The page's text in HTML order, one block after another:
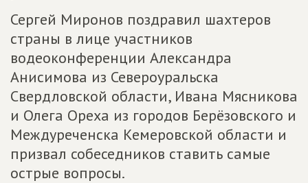
Сергей Миронов поздравил шахтеров
страны в лице участников
водеоконференции Александра
Анисимова из Североуральска
Свердловской области, Ивана Мясникова
и Олега Ореха из городов Берёзовского и
Междуреченска Кемеровской области и
призвал собеседников ставить самые
острые вопросы.